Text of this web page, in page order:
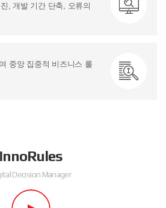
, 개발 기간 단축, 오류의
중앙 집중적 비즈니스 룰
InnoRules
Decision Manager